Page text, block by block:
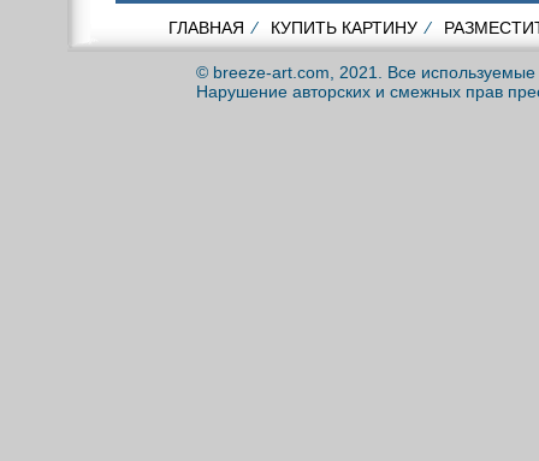
ГЛАВНАЯ ⁄ КУПИТЬ КАРТИНУ ⁄
© breeze-art.com, 2021. Все
Нарушение авторских и смежных прав